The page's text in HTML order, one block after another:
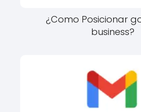
¿Como Posicionar
business?